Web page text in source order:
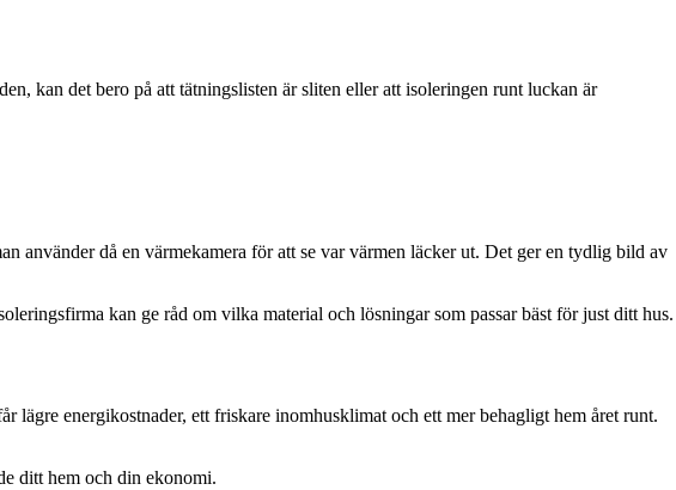
kan det bero på att tätningslisten är sliten eller att isoleringen runt luckan är
använder då en värmekamera för att se var värmen läcker ut. Det ger en tydlig bild av
kan ge råd om vilka material och lösningar som passar bäst för just ditt hus.
lägre energikostnader, ett friskare inomhusklimat och ett mer behagligt hem året runt.
ditt hem och din ekonomi.